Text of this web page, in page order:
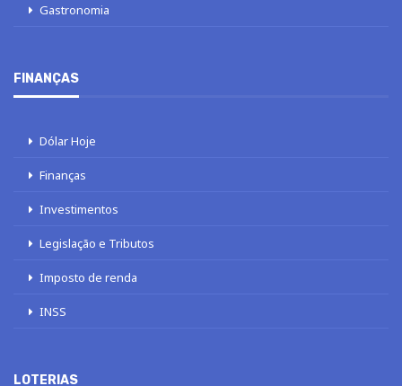
Gastronomia
FINANÇAS
Dólar Hoje
Finanças
Investimentos
Legislação e Tributos
Imposto de renda
INSS
LOTERIAS